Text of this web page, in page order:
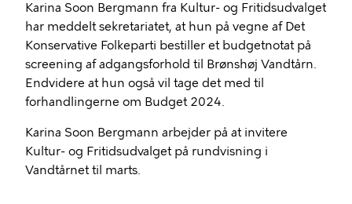
Karina Soon Bergmann fra Kultur- og Fritidsudvalget
har meddelt sekretariatet, at hun på vegne af Det
Konservative Folkeparti bestiller et budgetnotat på
screening af adgangsforhold til Brønshøj Vandtårn.
Endvidere at hun også vil tage det med til
forhandlingerne om Budget 2024.
Karina Soon Bergmann arbejder på at invitere
Kultur- og Fritidsudvalget på rundvisning i
Vandtårnet til marts.